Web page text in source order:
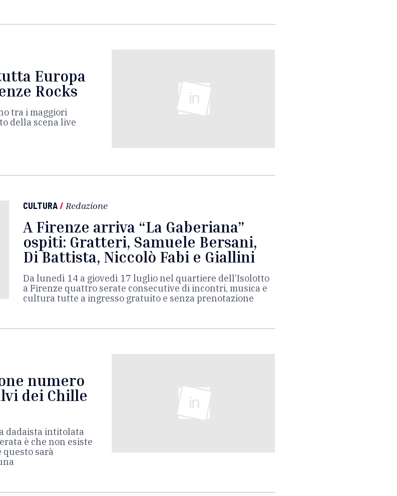
Europa
Rocks
tra i maggiori
della scena live
CULTURA/ Redazione
A Firenze arriva “La Gaberiana”
ospiti: Gratteri, Samuele Bersani,
Di Battista, Niccolò Fabi e Giallini
Da lunedì 14 a giovedì 17 luglio nel quartiere dell’Isolotto
a Firenze quattro serate consecutive di incontri, musica e
cultura tutte a ingresso gratuito e senza prenotazione
numero
dei Chille
dadaista intitolata
è che non esiste
questo sarà